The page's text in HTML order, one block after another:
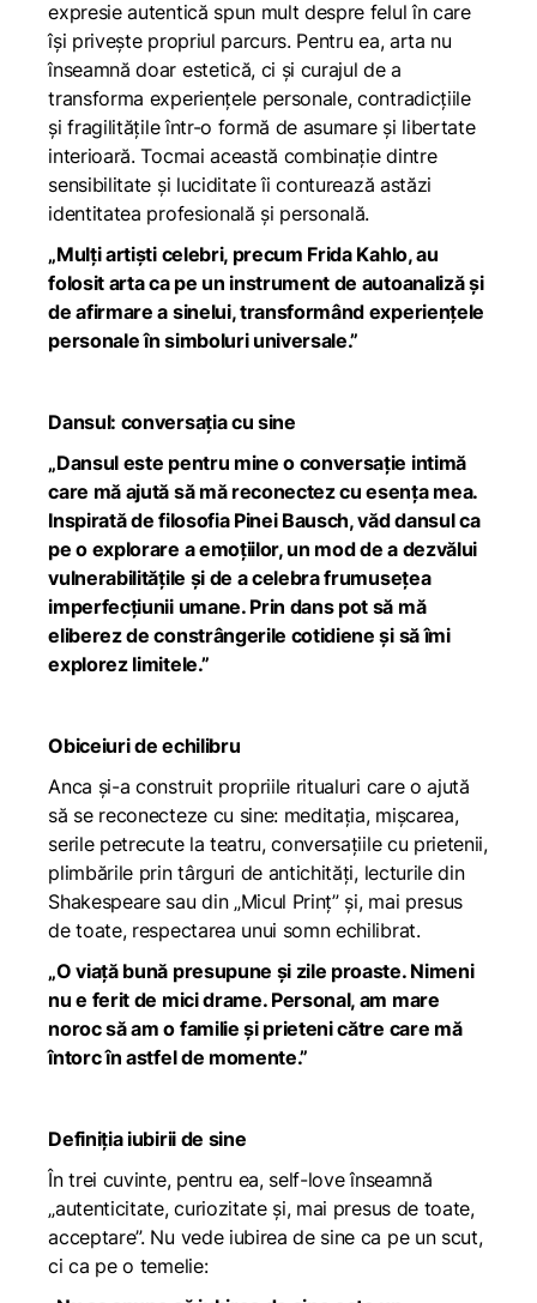
expresie autentică spun mult despre felul în care
își privește propriul parcurs. Pentru ea, arta nu
înseamnă doar estetică, ci și curajul de a
transforma experiențele personale, contradicțiile
și fragilitățile într-o formă de asumare și libertate
interioară. Tocmai această combinație dintre
sensibilitate și luciditate îi conturează astăzi
identitatea profesională și personală.
„Mulți artiști celebri, precum Frida Kahlo, au
folosit arta ca pe un instrument de autoanaliză și
de afirmare a sinelui, transformând experiențele
personale în simboluri universale.”
Dansul: conversația cu sine
„Dansul este pentru mine o conversație intimă
care mă ajută să mă reconectez cu esența mea.
Inspirată de filosofia Pinei Bausch, văd dansul ca
pe o explorare a emoțiilor, un mod de a dezvălui
vulnerabilitățile și de a celebra frumusețea
imperfecțiunii umane. Prin dans pot să mă
eliberez de constrângerile cotidiene și să îmi
explorez limitele.”
Obiceiuri de echilibru
Anca și-a construit propriile ritualuri care o ajută
să se reconecteze cu sine: meditația, mișcarea,
serile petrecute la teatru, conversațiile cu prietenii,
plimbările prin târguri de antichități, lecturile din
Shakespeare sau din „Micul Prinț” și, mai presus
de toate, respectarea unui somn echilibrat.
„O viață bună presupune și zile proaste. Nimeni
nu e ferit de mici drame. Personal, am mare
noroc să am o familie și prieteni către care mă
întorc în astfel de momente.”
Definiția iubirii de sine
În trei cuvinte, pentru ea, self-love înseamnă
„autenticitate, curiozitate și, mai presus de toate,
acceptare”. Nu vede iubirea de sine ca pe un scut,
ci ca pe o temelie: